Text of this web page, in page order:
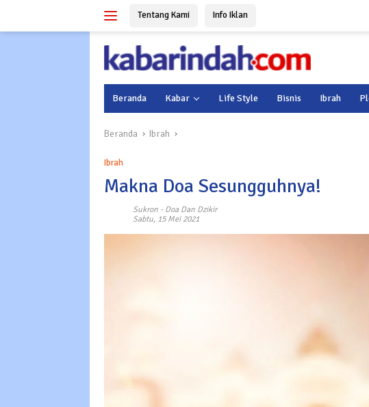
Tentang Kami Info Iklan
Beranda Kabar Life Style Bisnis Ibrah
Beranda Ibrah
Ibrah
Makna Doa Sesungguhnya!
Sukron - Doa Dan Dzikir
Sabtu, 15 Mei 2021